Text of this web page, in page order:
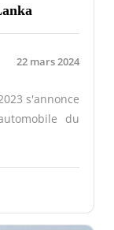
22 mars 2024
s'annonce
du